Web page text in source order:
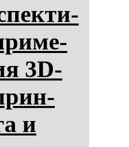
3D-
и